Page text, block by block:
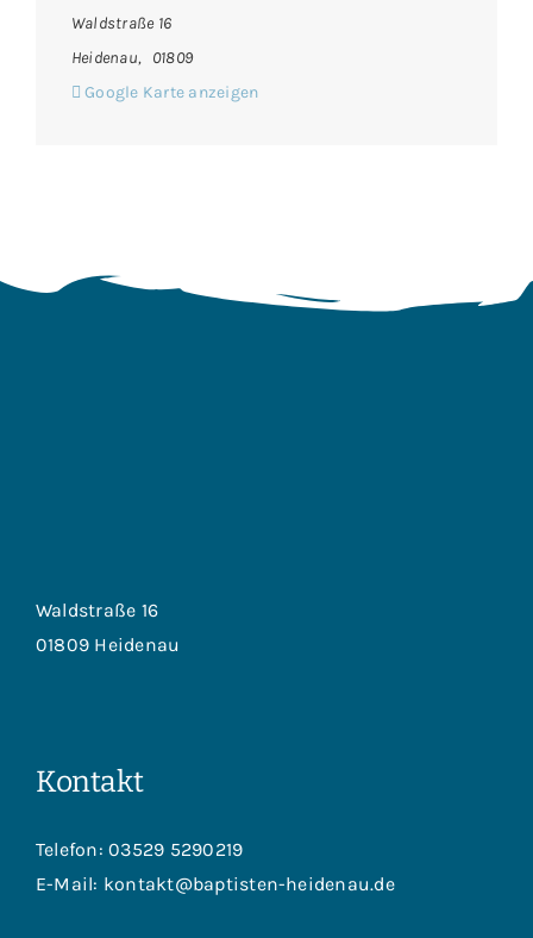
Waldstraße 16
Heidenau, 01809
Google Karte anzeigen
Waldstraße 16
01809 Heidenau
Kontakt
Telefon:03529 5290219
E-Mail: kontakt@baptisten-heidenau.de